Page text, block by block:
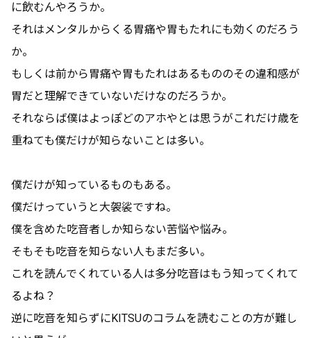
に飲むんやろうか。
それはメンタルからくる胃痛や胃もたれにも効くのだろう
か。
もしくは前から胃痛や胃もたれはあるもののその違和感が
胃だと理解できていないだけなのだろうか。
それならば僕はよっぽどのアホやとは思うがこれだけ歳を
重ねても僕だけが知らないことは多い。
僕だけが知っているものもある。
僕だけっていうと大袈裟ですね。
僕を含めた吃音者しか知らない苦悩や悩み。
そもそも吃音を知らない人もまだ多い。
これを読んでくれている人は多分吃音はもう知ってくれて
るよね？
逆に吃音を知らずにKITSUのコラムを読むことの方が難し